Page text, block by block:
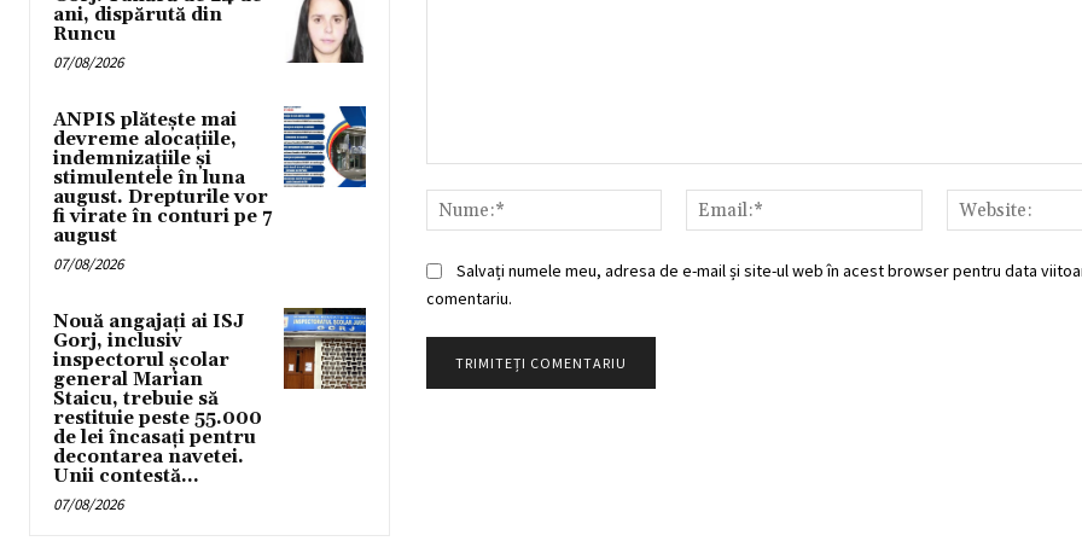
ani, dispărută din
Runcu
07/08/2026
ANPIS plătește mai
devreme alocațiile,
indemnizațiile și
stimulentele în luna
august. Drepturile vor
fi virate în conturi pe 7
august
07/08/2026
Nouă angajați ai ISJ
Gorj, inclusiv
inspectorul școlar
general Marian
Staicu, trebuie să
restituie peste 55.000
de lei încasați pentru
decontarea navetei.
Unii contestă...
07/08/2026
Nume:*
Email:*
Salvați numele meu, adresa de e-mail și site-ul web în acest browser pentru data
comentariu.